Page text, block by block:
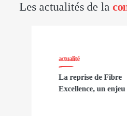
Les actualités de la
actualité
La reprise de Fibre
Excellence, un